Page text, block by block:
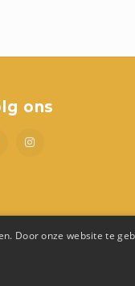
ons
Door onze website te